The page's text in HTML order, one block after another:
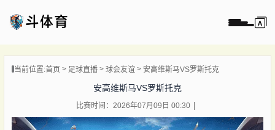
播
像
当前位置:首页 足球直播 球会友谊 安高维斯马VS罗斯托克
安高维斯马VS罗斯托克
比赛时间：2026年07月09日 00:30